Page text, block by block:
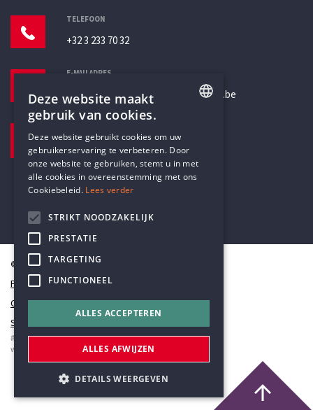
TELEFOON
+32 3 233 70 32
E-MAILADRES
secretariaat@humanistischverbond.be
Pottenbrug 4
Antwerpen, 2000
© Humanistisch Verbond 2026
Privacy
Cookiestatement
Sitemap
#codedwithlove byCodelines
webapplicaties
mobiele apps&maatwerk websites
DUTCH
Deze website maakt
gebruik van cookies.
Deze website gebruikt cookies om uw
gebruikerservaring te verbeteren. Door
onze website te gebruiken, stemt u in met
alle cookies in overeenstemming met ons
Cookiebeleid. Lees verder
STRIKT NOODZAKELIJK
PRESTATIE
TARGETING
FUNCTIONEEL
ALLES ACCEPTEREN
ALLES AFWIJZEN
DETAILS WEERGEVEN